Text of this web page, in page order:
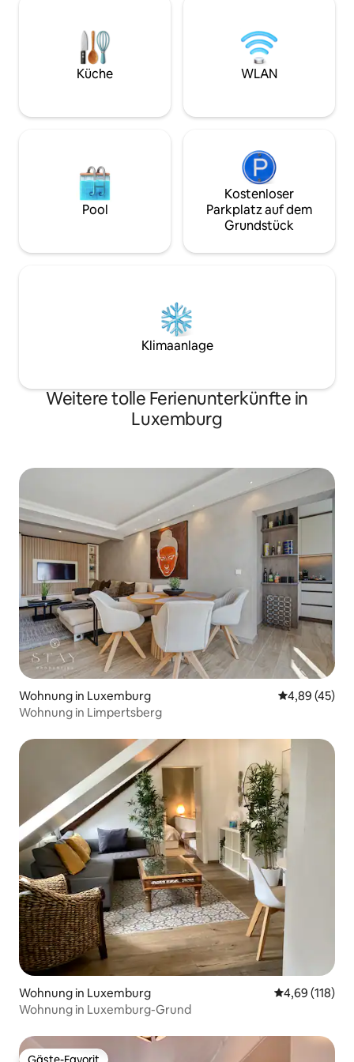
Luxus mit praktischen Merkmalen, die
längere Aufenthalte unkompliziert
machen: Arbeitsbereich, privater
Fitnessraum, sicherer Parkplatz,
produktiven Tag
historischen Zentrum
du auf der Suche
Urlaub bist, deine
Komfort, der für
Küche WLAN
Pool
Kostenloser
Parkplatz auf dem
Grundstück
Klimaanlage
Weitere tolle Ferienunterkünfte in
Luxemburg
Wohnung in Luxemburg
4,89 (45)
Wohnung in Limpertsberg
Wohnung in Luxemburg
4,69 (118)
Wohnung in Luxemburg-Grund